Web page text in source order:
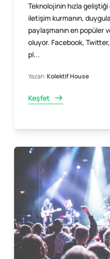
Teknolojinin hızla
iletişim kurmanın,
paylaşmanın en popüler
oluyor. Facebook,
pl...
Yazan:Kolektif House
Keşfet